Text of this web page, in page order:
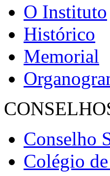
O Instituto
Histórico
Memorial
Conselho
Colégio